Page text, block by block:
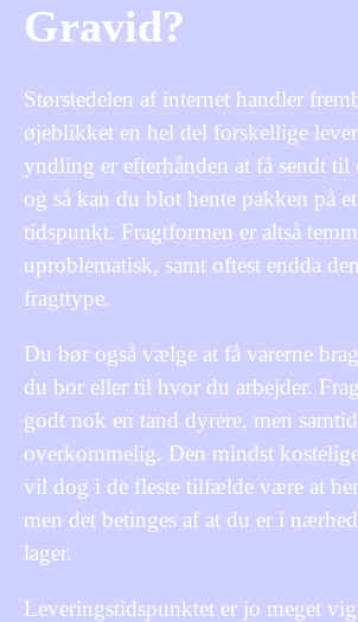
Gravid?
Størstedelen af internet handler
øjeblikket en hel del forskellige
yndling er efterhånden at få sendt til
og så kan du blot hente pakken på
tidspunkt. Fragtformen er altså
uproblematisk, samt oftest endda
fragttype.
Du bør også vælge at få varerne
du bor eller til hvor du arbejder.
godt nok en tand dyrere, men
overkommelig. Den mindst
vil dog i de fleste tilfælde være at
men det betinges af at du er i
lager.
Leveringstidspunktet er jo meget